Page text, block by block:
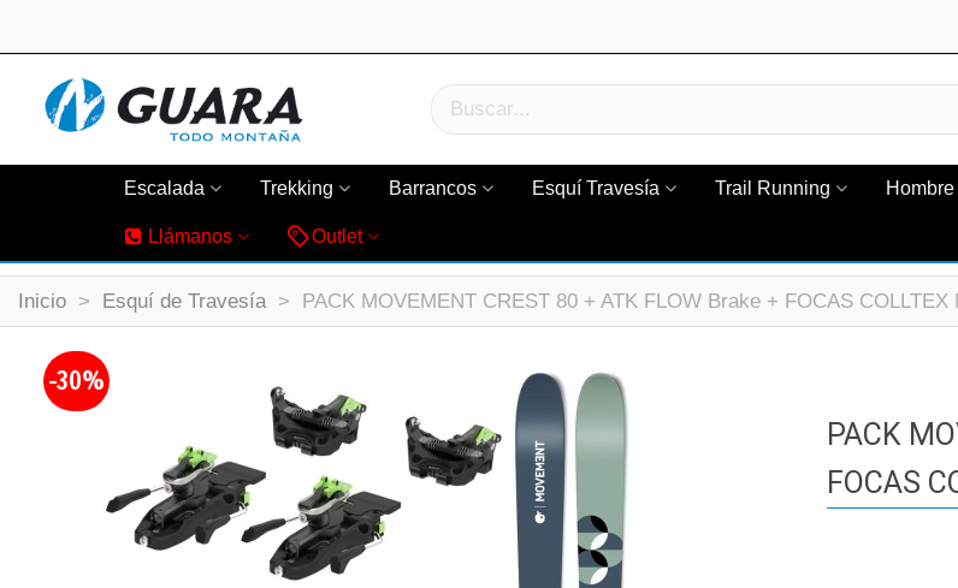
Escalada Trekking Barrancos Esquí Travesía Trail Running Hombre
Llámanos Outlet
Inicio > Esquí de Travesía > PACK MOVEMENT CREST 80 + ATK FLOW Brake + FOCAS COLLTEX
-30%
PACK
FOCAS